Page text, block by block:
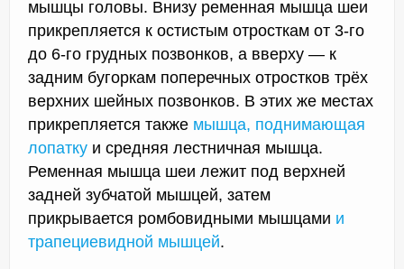
мышцы головы. Внизу ременная мышца шеи
прикрепляется к остистым отросткам от 3-го
до 6-го грудных позвонков, а вверху — к
задним бугоркам поперечных отростков трёх
верхних шейных позвонков. В этих же местах
прикрепляется также мышца, поднимающая
лопатку и средняя лестничная мышца.
Ременная мышца шеи лежит под верхней
задней зубчатой мышцей, затем
прикрывается ромбовидными мышцами и
трапециевидной мышцей.